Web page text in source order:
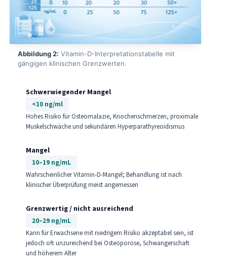
Abbildung 2: Vitamin-D-Interpretationstabelle mit
gängigen klinischen Grenzwerten.
Schwerwiegender Mangel
<10 ng/ml
Hohes Risiko für Osteomalazie, Knochenschmerzen, proximale
Muskelschwäche und sekundären Hyperparathyreoidismus
Mangel
10–19 ng/mL
Wahrscheinlicher Vitamin-D-Mangel; Behandlung ist nach
klinischer Überprüfung meist angemessen
Grenzwertig / nicht ausreichend
20–29 ng/mL
Kann für Erwachsene mit niedrigem Risiko akzeptabel sein, ist
jedoch oft unzureichend bei Osteoporose, Schwangerschaft
und höherem Alter